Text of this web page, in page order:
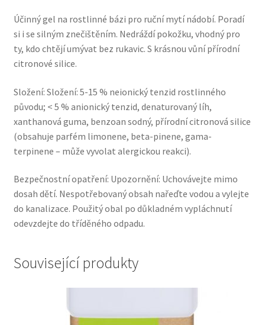
Účinný gel na rostlinné bázi pro ruční mytí nádobí. Poradí
si i se silným znečištěním. Nedráždí pokožku, vhodný pro
ty, kdo chtějí umývat bez rukavic. S krásnou vůní přírodní
citronové silice.
Složení: Složení: 5-15 % neionický tenzid rostlinného
původu; < 5 % anionický tenzid, denaturovaný líh,
xanthanová guma, benzoan sodný, přírodní citronová silice
(obsahuje parfém limonene, beta-pinene, gama-
terpinene – může vyvolat alergickou reakci).
Bezpečnostní opatření: Upozornění: Uchovávejte mimo
dosah dětí. Nespotřebovaný obsah nařeďte vodou a vylejte
do kanalizace. Použitý obal po důkladném vypláchnutí
odevzdejte do tříděného odpadu.
Související produkty